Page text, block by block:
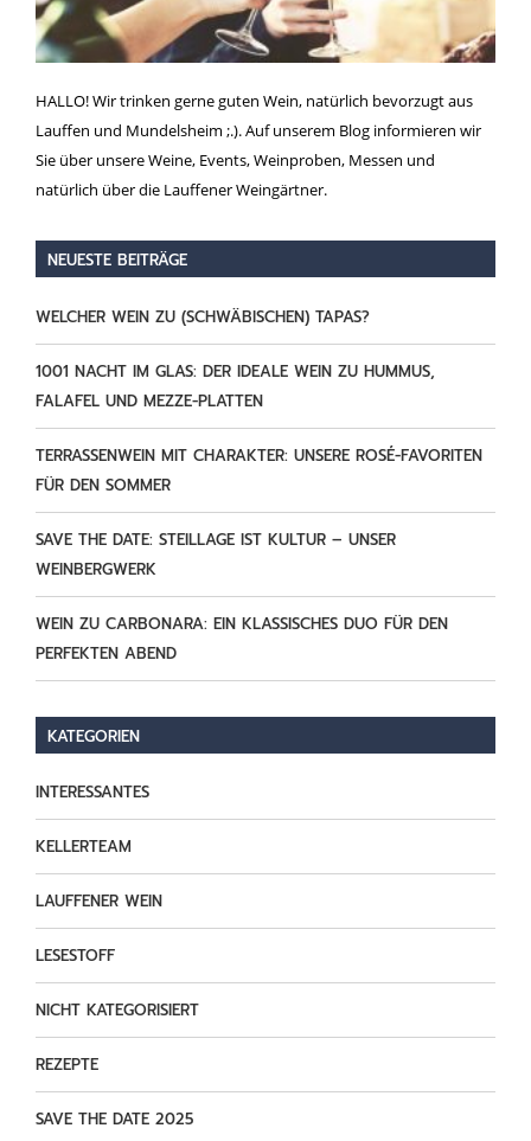
HALLO! Wir trinken gerne guten Wein, natürlich bevorzugt aus
Lauffen und Mundelsheim ;.). Auf unserem Blog informieren wir
Sie über unsere Weine, Events, Weinproben, Messen und
natürlich über die Lauffener Weingärtner.
NEUESTE BEITRÄGE
WELCHER WEIN ZU (SCHWÄBISCHEN) TAPAS?
1001 NACHT IM GLAS: DER IDEALE WEIN ZU HUMMUS,
FALAFEL UND MEZZE-PLATTEN
TERRASSENWEIN MIT CHARAKTER: UNSERE ROSÉ-FAVORITEN
FÜR DEN SOMMER
SAVE THE DATE: STEILLAGE IST KULTUR – UNSER
WEINBERGWERK
WEIN ZU CARBONARA: EIN KLASSISCHES DUO FÜR DEN
PERFEKTEN ABEND
KATEGORIEN
INTERESSANTES
KELLERTEAM
LAUFFENER WEIN
LESESTOFF
NICHT KATEGORISIERT
REZEPTE
SAVE THE DATE 2025